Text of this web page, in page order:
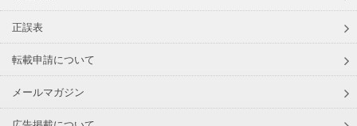
正誤表
転載申請について
メールマガジン